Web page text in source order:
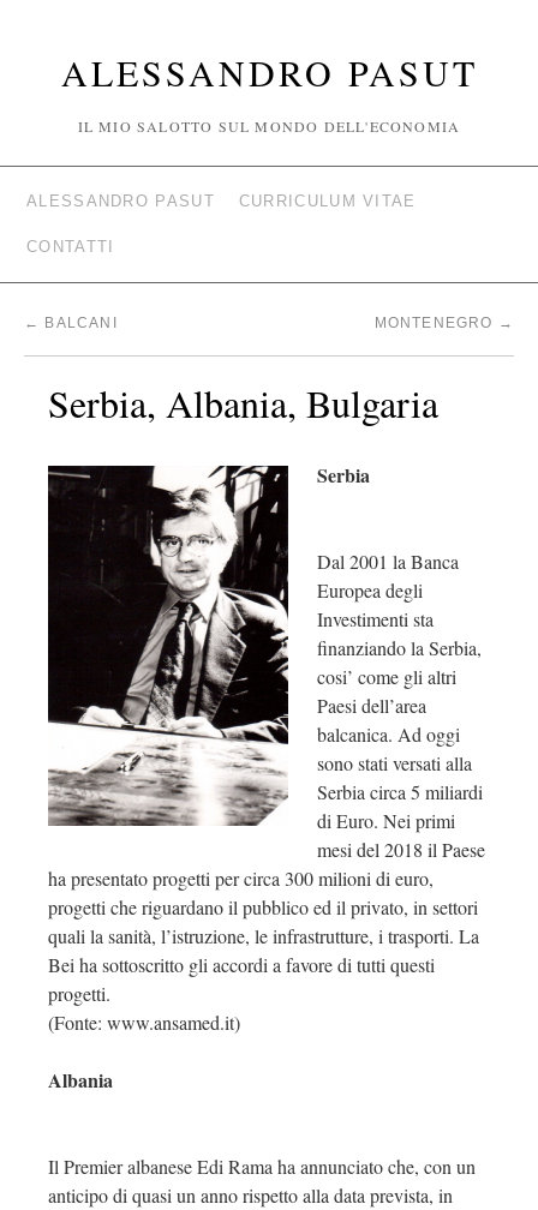
ALESSANDRO PASUT
IL MIO SALOTTO SUL MONDO DELL'ECONOMIA
ALESSANDRO PASUT CURRICULUM VITAE
CONTATTI
← BALCANI MONTENEGRO →
Serbia, Albania, Bulgaria
Serbia
Dal 2001 la Banca
Europea degli
Investimenti sta
finanziando la Serbia,
cosi’ come gli altri
Paesi dell’area
balcanica. Ad oggi
sono stati versati alla
Serbia circa 5 miliardi
di Euro. Nei primi
mesi del 2018 il Paese
ha presentato progetti per circa 300 milioni di euro,
progetti che riguardano il pubblico ed il privato, in settori
quali la sanità, l’istruzione, le infrastrutture, i trasporti. La
Bei ha sottoscritto gli accordi a favore di tutti questi
progetti.
(Fonte: www.ansamed.it)
Albania
Il Premier albanese Edi Rama ha annunciato che, con un
anticipo di quasi un anno rispetto alla data prevista, in